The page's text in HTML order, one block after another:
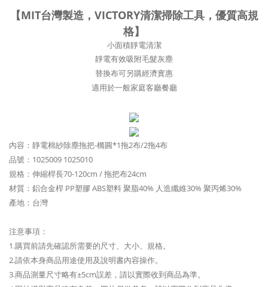
【MIT台灣製造，VICTORY清潔掃除工具，優質高規
格】
小面積靜電清潔
靜電有效吸附毛髮灰塵
替換布可另購經濟實惠
適用於一般家庭客廳餐廳
內容：靜電棉紗除塵拖把-橢圓*1拖2布/2拖4布
品號：1025009 1025010
規格：伸縮桿長70-120cm / 拖把布24cm
材質：鋁合金桿 PP塑膠 ABS塑料 聚脂40% 人造纖維30% 聚丙烯30%
產地：台灣
注意事項：
1.購買前請先確認所需要的尺寸、大小、規格。
2.請依本身商品用途使用及說明書內容操作。
3.商品測量尺寸略有±5cm誤差，請以實際收到商品為準。